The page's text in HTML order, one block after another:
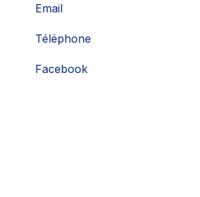
Email
Téléphone
Facebook